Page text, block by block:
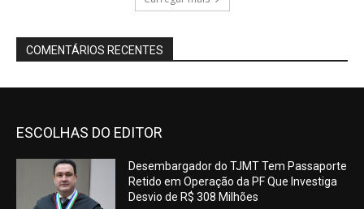
COMENTÁRIOS RECENTES
ESCOLHAS DO EDITOR
Desembargador do TJMT Tem Passaporte
Retido em Operação da PF Que Investiga
Desvio de R$ 308 Milhões